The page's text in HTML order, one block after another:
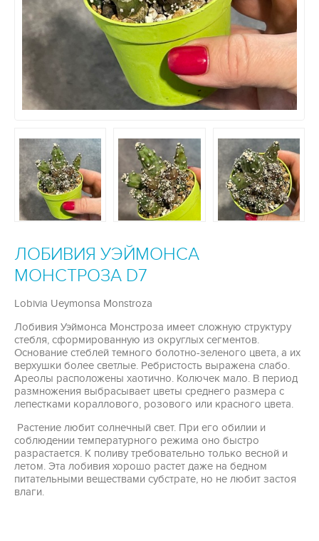
ЛОБИВИЯ УЭЙМОНСА
МОНСТРОЗА D7
Lobivia Ueymonsa Monstroza
Лобивия Уэймонса Монстроза имеет сложную структуру
стебля, сформированную из округлых сегментов.
Основание стеблей темного болотно-зеленого цвета, а их
верхушки более светлые. Ребристость выражена слабо.
Ареолы расположены хаотично. Колючек мало. В период
размножения выбрасывает цветы среднего размера с
лепестками кораллового, розового или красного цвета.
Растение любит солнечный свет. При его обилии и
соблюдении температурного режима оно быстро
разрастается. К поливу требовательно только весной и
летом. Эта лобивия хорошо растет даже на бедном
питательными веществами субстрате, но не любит застоя
влаги.